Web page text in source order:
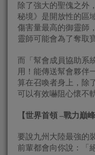
除了強大的聖傀之外
秘境》是開放性的區
傷害量最高的御靈師
靈師可能會為了奪取
而「幫會成員協助系
用！能傳送幫會夥伴
算在召喚者身上，除
可以有效嚇阻心懷不
【世界首領 –戰力巔
要說九州大陸最強的
前輩都會向你說：「